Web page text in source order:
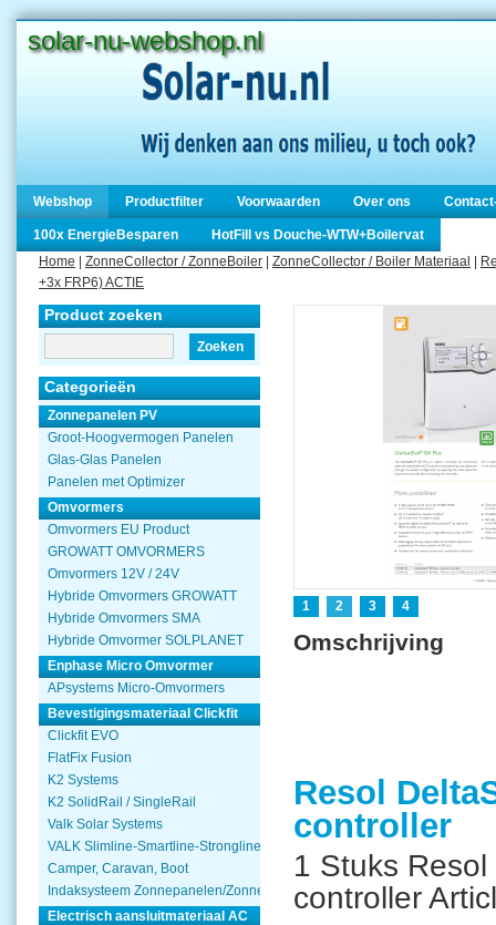
solar-nu-webshop.nl
solar-nu-webshop.nl
Webshop Productfilter Voorwaarden Over ons
100x EnergieBesparen
HotFill vs Douche-WTW+Boilervat
Home
ZonneCollector / ZonneBoiler ZonneCollector / Boiler Materiaal
+3x FRP6) ACTIE
Product zoeken
Zoeken
Categorieën
Zonnepanelen PV
Groot-Hoogvermogen Panelen
Glas-Glas Panelen
Panelen met Optimizer
Omvormers
Omvormers EU Product
GROWATT OMVORMERS
Omvormers 12V / 24V
Hybride Omvormers GROWATT
Hybride Omvormers SMA
Hybride Omvormer SOLPLANET
Enphase Micro Omvormer
APsystems Micro-Omvormers
Bevestigingsmateriaal Clickfit
Clickfit EVO
FlatFix Fusion
K2 Systems
K2 SolidRail / SingleRail
Valk Solar Systems
VALK Slimline-Smartline-Strongline
Camper, Caravan, Boot
Indaksysteem Zonnepanelen/Zonnecollector
Electrisch aansluitmateriaal AC
1 2 3 4
Omschrijving
Resol
controller
1 Stuks
controller